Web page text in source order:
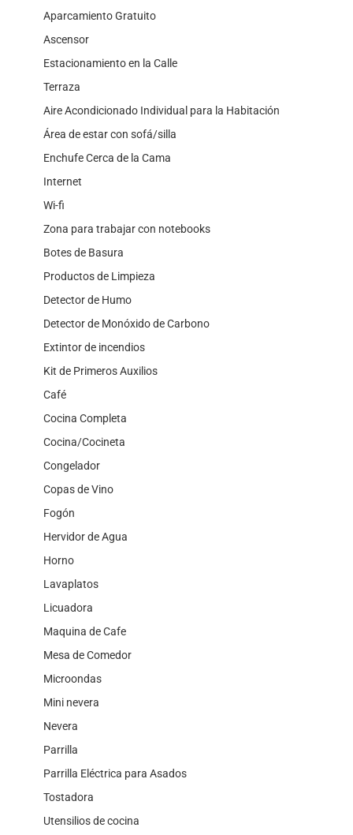
Aparcamiento Gratuito
Ascensor
Estacionamiento en la Calle
Terraza
Aire Acondicionado Individual para la Habitación
Área de estar con sofá/silla
Enchufe Cerca de la Cama
Internet
Wi-fi
Zona para trabajar con notebooks
Botes de Basura
Productos de Limpieza
Detector de Humo
Detector de Monóxido de Carbono
Extintor de incendios
Kit de Primeros Auxilios
Café
Cocina Completa
Cocina/Cocineta
Congelador
Copas de Vino
Fogón
Hervidor de Agua
Horno
Lavaplatos
Licuadora
Maquina de Cafe
Mesa de Comedor
Microondas
Mini nevera
Nevera
Parrilla
Parrilla Eléctrica para Asados
Tostadora
Utensilios de cocina